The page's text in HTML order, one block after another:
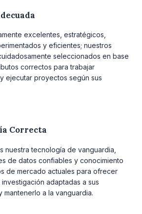
excelentes, estratégicos,
y eficientes; nuestros
seleccionados en base
correctos para trabajar
ejecutar proyectos según sus
Correcta
nuestra tecnología de vanguardia,
de datos confiables y conocimiento
de mercado actuales para ofrecer
adaptadas a sus
mantenerlo a la vanguardia.